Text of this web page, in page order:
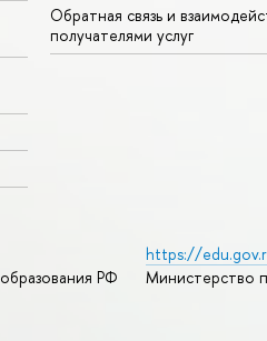
Обратная связь и
получателями услуг
РФ
https://
Министерство